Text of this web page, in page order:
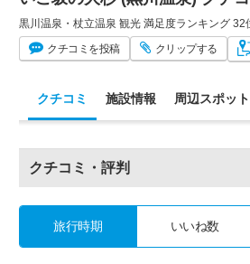
黒川温泉・杖立温泉 観光 満足度ランキング 32
クチコミ を投稿 クリップする
クチコミ 施設情報 周辺スポット
クチコミ・評判
旅行時期 いいね数